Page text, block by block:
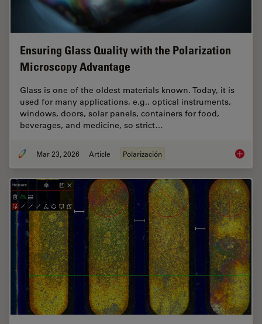
Ensuring Glass Quality with the Polarization
Microscopy Advantage
Glass is one of the oldest materials known. Today, it is
used for many applications, e.g., optical instruments,
windows, doors, solar panels, containers for food,
beverages, and medicine, so strict…
Mar 23, 2026 Article Polarización